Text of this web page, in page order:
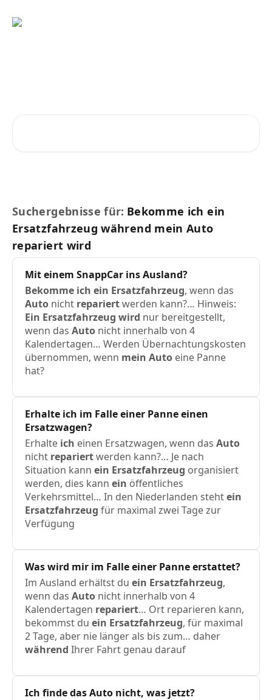
Suchergebnisse für: Bekomme ich ein
Ersatzfahrzeug während mein Auto
repariert wird
Mit einem SnappCar ins Ausland?
Bekomme ich ein Ersatzfahrzeug, wenn das
Auto nicht repariertwerden kann?… Hinweis:
Ein Ersatzfahrzeug wird nur bereitgestellt,
wenn das Auto nicht innerhalb von 4
Kalendertagen… Werden Übernachtungskosten
übernommen, wenn mein Auto eine Panne
hat?
Erhalte ich im Falle einer Panne einen
Ersatzwagen?
Erhalte ich einen Ersatzwagen, wenn das Auto
nicht repariertwerden kann?… Je nach
Situation kann ein Ersatzfahrzeug organisiert
werden, dies kann ein öffentliches
Verkehrsmittel… In den Niederlanden stehtein
Ersatzfahrzeug für maximal zwei Tage zur
Verfügung
Waswird mir im Falle einer Panne erstattet?
Im Ausland erhältst du ein Ersatzfahrzeug,
wenn das Auto nicht innerhalb von 4
Kalendertagen repariert… Ort reparieren kann,
bekommst du ein Ersatzfahrzeug, für maximal
2 Tage, aber nie länger als bis zum… daher
während Ihrer Fahrt genau darauf
Ich finde dasAuto nicht, was jetzt?